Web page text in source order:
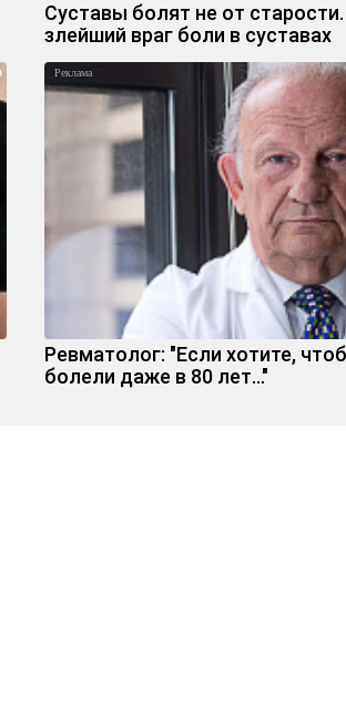
Суставы болят не от
злейший враг боли в суставах
Ревматолог: "Если хотите,
болели даже в 80 лет..."